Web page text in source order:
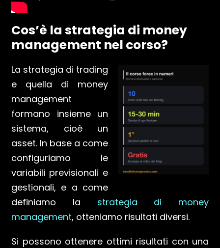
Cos’è la strategia di money
management nel corso?
La strategia di trading
e quella di money
management
formano insieme un
sistema, cioè un
asset. In base a come
configuriamo le
variabili previsionali e
gestionali, e a come
definiamo la strategia di money
management, otteniamo risultati diversi.
Si possono ottenere ottimi risultati con una